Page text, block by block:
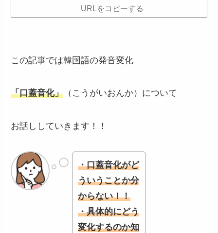
URLをコピーする
この記事では韓国語の発音変化
「口蓋音化」 （こうがいおんか）について
お話ししていきます！！
・口蓋音化がど
ういうことか分
からない！！
・具体的にどう
変化するのか知